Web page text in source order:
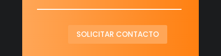
SOLICITAR CONTACTO